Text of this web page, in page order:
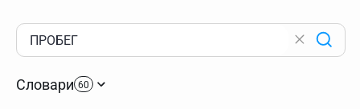
Как пользоваться онлайн-словарём?
которого интересует. Система автоматически подберёт
варианты по начальным буквам и покажет их во
Словари 60